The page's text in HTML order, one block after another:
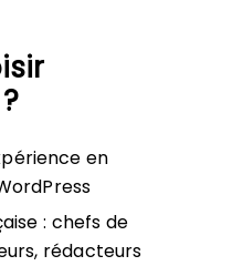
en
: chefs de
rédacteurs